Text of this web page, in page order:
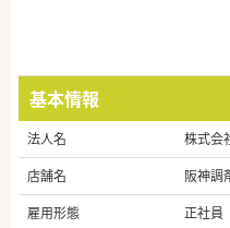
基本情報
法人名
株式会
店舗名
阪神
雇用形態
正社員